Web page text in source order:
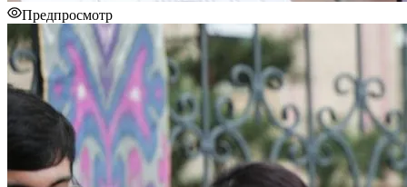
Предпросмотр